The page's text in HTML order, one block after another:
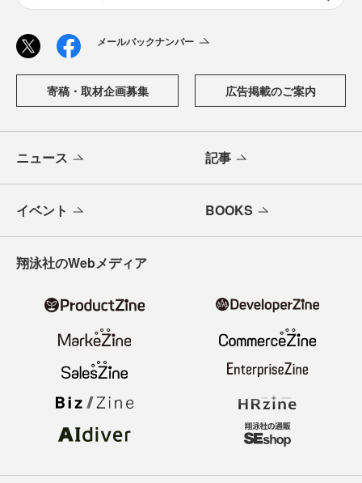
メールバックナンバー
寄稿・取材企画募集 広告掲載のご案内
ニュース 記事
イベント BOOKS
翔泳社のWebメディア